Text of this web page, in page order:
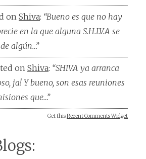
on Shiva: “Bueno es que no hay
en la que alguna S.H.I.V.A se
algún…”
on Shiva: “SHIVA ya arranca
ja! Y bueno, son esas reuniones
que…”
Get thisRecent Comments Widget